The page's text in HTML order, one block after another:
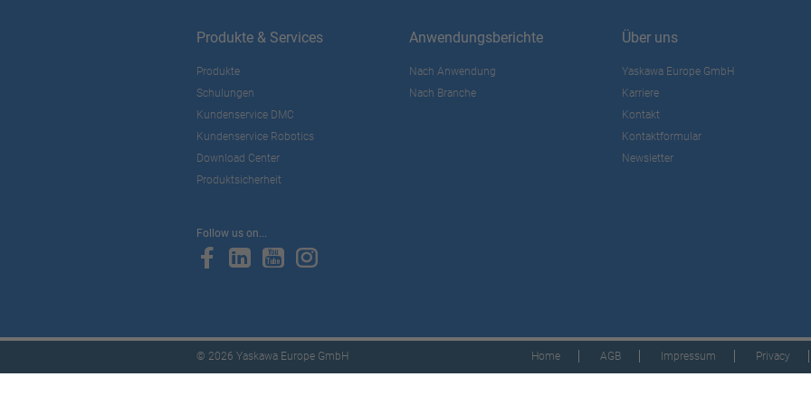
Produkte & Services
Produkte
Schulungen
Kundenservice DMC
Kundenservice Robotics
Download Center
Produktsicherheit
Anwendungsberichte
Nach Anwendung
Nach Branche
Über uns
Yaskawa Europe GmbH
Karriere
Kontakt
Kontaktformular
Newsletter
Follow us on...
© 2026 Yaskawa Europe GmbH Home AGB Impressum Privacy